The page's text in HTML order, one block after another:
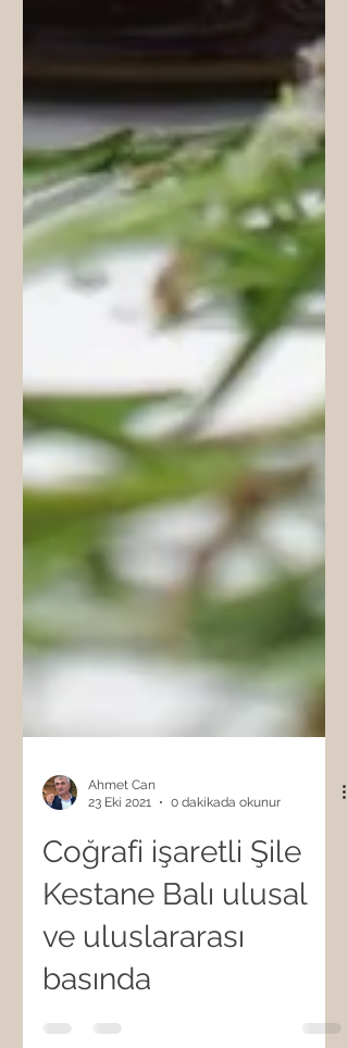
23 Eki 2021
0 dakikada okunur
Coğrafi işaretli Şile
Kestane Balı ulusal
ve uluslararası
basında